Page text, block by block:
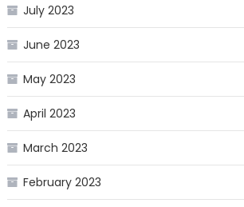
July 2023
June 2023
May 2023
April 2023
March 2023
February 2023